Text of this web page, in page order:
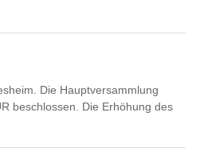
Die Hauptversammlung
beschlossen. Die Erhöhung des